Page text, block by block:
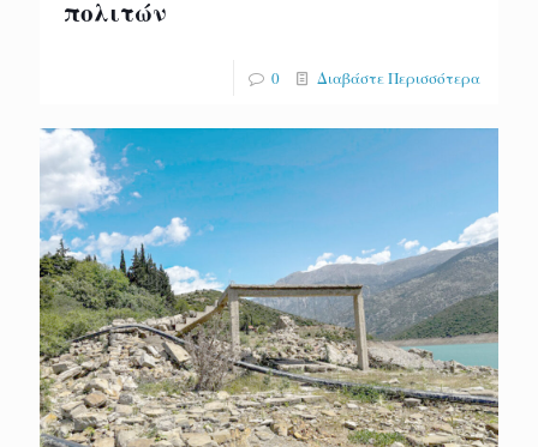
πολιτών
0 Διαβάστε Περισσότερα